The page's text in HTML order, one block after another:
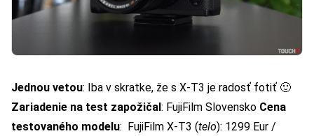
Jednou vetou: Iba v skratke, že s X-T3 je radosť fotiť 🙂
Zariadenie na test zapožičal: FujiFilm Slovensko Cena
testovaného modelu: FujiFilm X-T3 (telo): 1299 Eur /